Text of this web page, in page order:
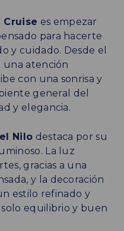
Cruise es empezar
para hacerte
y cuidado. Desde el
una atención
con una sonrisa y
general del
y elegancia.
Nilo destaca por su
La luz
gracias a una
y la decoración
estilo refinado y
solo equilibrio y buen